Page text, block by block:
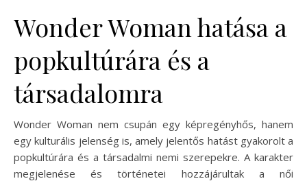
Wonder Woman hatása a
popkultúrára és a
társadalomra
Wonder Woman nem csupán egy képregényhős, hanem
egy kulturális jelenség is, amely jelentős hatást gyakorolt a
popkultúrára és a társadalmi nemi szerepekre. A karakter
megjelenése és történetei hozzájárultak a női